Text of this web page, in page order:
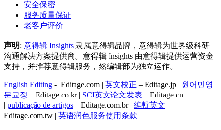
安全保密
服务质量保证
老客户评价
声明: 意得辑 Insights 隶属意得辑品牌，意得辑为世界级科研
沟通解决方案提供商。意得辑 Insights 由意得辑提供运营资金
支持，并推荐意得辑服务，然编辑部为独立运作。
English Editing - Editage.com | 英文校正 – Editage.jp | 원어민영
문교정 – Editage.co.kr | SCI英文论文发表 – Editage.cn
| publicação de artigos – Editage.com.br | 編輯英文 –
Editage.com.tw | 英语润色服务使用条款